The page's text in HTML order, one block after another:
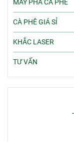
MÁY PHA CÀ PHÊ
CÀ PHÊ GIÁ SỈ
KHẮC LASER
TƯ VẤN